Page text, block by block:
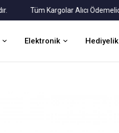
Tüm Kargolar Alıcı Ödemelidir!
Elektronik Hediyelik